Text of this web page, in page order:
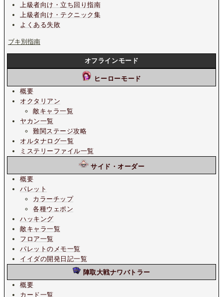
上級者向け・立ち回り指南
上級者向け・テクニック集
よくある失敗
ブキ別指南
オフラインモード
ヒーローモード
概要
オクタリアン
敵キャラ一覧
ヤカン一覧
難関ステージ攻略
オルタナログ一覧
ミステリーファイル一覧
サイド・オーダー
概要
パレット
カラーチップ
各種ウェポン
ハッキング
敵キャラ一覧
フロア一覧
パレットのメモ一覧
イイダの開発日記一覧
陣取大戦ナワバトラー
概要
カード一覧